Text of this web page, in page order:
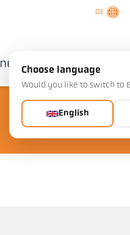
DE
Choose language
Would you like to switch to
English